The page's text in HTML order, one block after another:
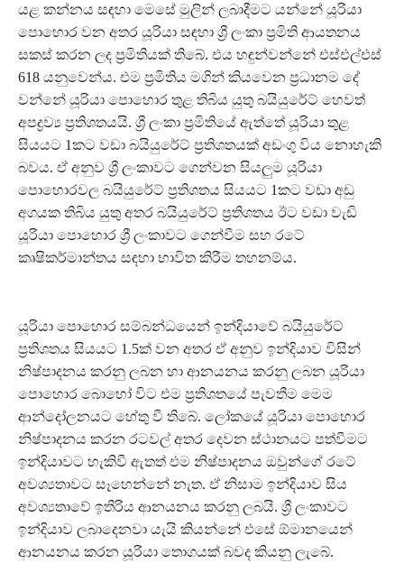
යළ කන්නය සඳහා මෙසේ මුලින් ලබාදීමට යන්නේ යූරියා
පොහොර වන අතර යූරියා සඳහා ශ්‍රී ලංකා ප්‍රමිති ආයතනය
සකස් කරන ලද ප්‍රමිතියක් තිබේ. එය හඳුන්වන්නේ එස්එල්එස්
618 යනුවෙන්ය. එම ප්‍රමිතිය මගින් කියවෙන ප්‍රධානම දේ
වන්නේ යූරියා පොහොර තුළ තිබිය යුතු බයියුරේට් හෙවත්
අපද්‍රව්‍ය ප්‍රතිශතයයි. ශ්‍රී ලංකා ප්‍රමිතියේ ඇත්තේ යූරියා තුළ
සියයට 1කට වඩා බයියුරේට් ප්‍රතිශතයක් අඩංගු විය නොහැකි
බවය. ඒ අනුව ශ්‍රී ලංකාවට ගෙන්වන සියලුම යූරියා
පොහොරවල බයියුරේට් ප්‍රතිශතය සියයට 1කට වඩා අඩු
අගයක තිබිය යුතු අතර බයියුරේට් ප්‍රතිශතය ඊට වඩා වැඩි
යූරියා පොහොර ශ්‍රී ලංකාවට ගෙන්වීම සහ රටේ
කෘෂිකර්මාන්තය සඳහා භාවිත කිරීම තහනම්ය.
යූරියා පොහොර සම්බන්ධයෙන් ඉන්දියාවේ බයියුරේට්
ප්‍රතිශතය සියයට 1.5ක් වන අතර ඒ අනුව ඉන්දියාව විසින්
නිෂ්පාදනය කරනු ලබන හා ආනයනය කරනු ලබන යූරියා
පොහොර බොහෝ විට එම ප්‍රතිශතයේ පැවතීම මෙම
ආන්දෝලනයට හේතු වී තිබේ. ලෝකයේ යූරියා පොහොර
නිෂ්පාදනය කරන රටවල් අතර දෙවන ස්ථානයට පත්වීමට
ඉන්දියාවට හැකිවී ඇතත් එම නිෂ්පාදනය ඔවුන්ගේ රටේ
අවශ්‍යතාවට සෑහෙන්නේ නැත. ඒ නිසාම ඉන්දියාව සිය
අවශ්‍යතාවේ ඉතිරිය ආනයනය කරනු ලබයි. ශ්‍රී ලංකාවට
ඉන්දියාව ලබාදෙනවා යැයි කියන්නේ එසේ ඕමානයෙන්
ආනයනය කරන යූරියා තොගයක් බවද කියනු ලැබේ.